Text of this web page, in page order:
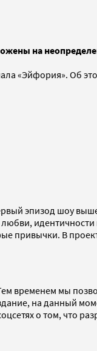
на
«Эйфория». Об
эпизод шоу
привычки. В
временем мы
на данный
о том, что